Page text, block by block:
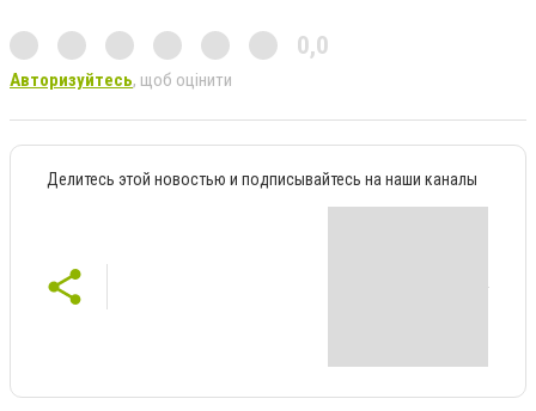
0,0
Авторизуйтесь, щоб оцінити
Делитесь этой новостью и подписывайтесь на наши каналы